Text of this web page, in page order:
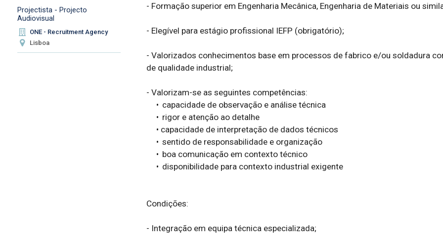
Projectista - Projecto
Audiovisual
ONE - Recruitment Agency
Lisboa
- Formação superior em Engenharia Mecânica, Engenharia de Materiais ou
- Elegível para estágio profissional IEFP (obrigatório);
- Valorizados conhecimentos base em processos de fabrico e/ou soldadura
de qualidade industrial;
- Valorizam-se as seguintes competências:
Condições:
- Integração em equipa técnica especializada;